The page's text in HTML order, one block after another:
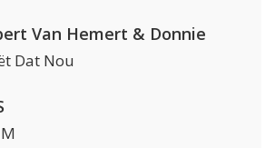
Van Hemert & Donnie
Dat Nou